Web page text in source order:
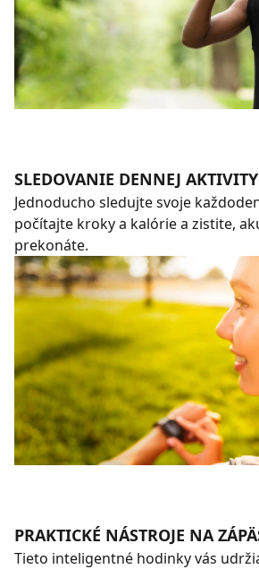
SLEDOVANIE DENNEJ AKTIVITY
Jednoducho sledujte svoje
počítajte kroky a kalórie a zistite,
prekonáte.
PRAKTICKÉ NÁSTROJE NA
Tieto inteligentné hodinky vás